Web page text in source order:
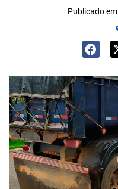
Publicado em